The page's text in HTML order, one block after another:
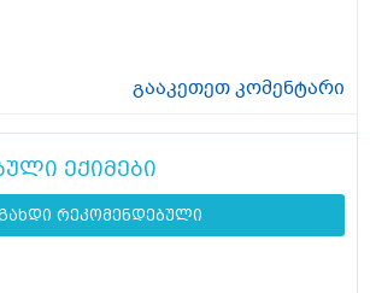
გააკეთეთ კომენტარი
ექიმები
რეკომენდებული